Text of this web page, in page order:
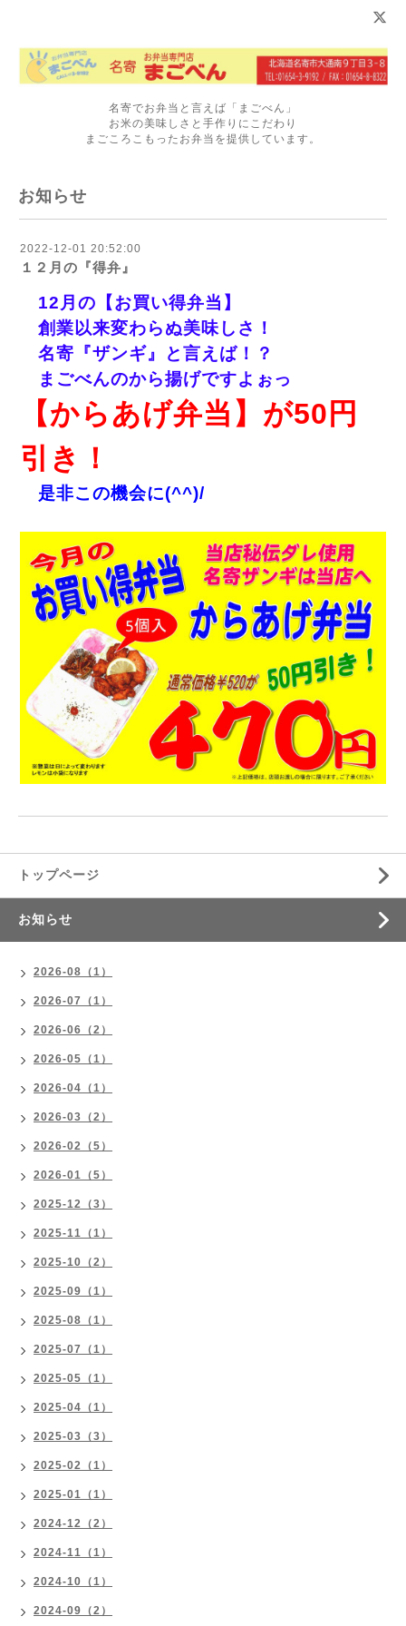
名寄でお弁当と言えば「まごべん」
お米の美味しさと手作りにこだわり
まごころこもったお弁当を提供しています。
お知らせ
2022-12-01 20:52:00
１２月の『得弁』
12月の【お買い得弁当】
創業以来変わらぬ美味しさ！
名寄『ザンギ』と言えば！？
まごべんのから揚げですよぉっ
【からあげ弁当】が50円
引き！
是非この機会に(^^)/
トップページ
お知らせ
2026-08（1）
2026-07（1）
2026-06（2）
2026-05（1）
2026-04（1）
2026-03（2）
2026-02（5）
2026-01（5）
2025-12（3）
2025-11（1）
2025-10（2）
2025-09（1）
2025-08（1）
2025-07（1）
2025-05（1）
2025-04（1）
2025-03（3）
2025-02（1）
2025-01（1）
2024-12（2）
2024-11（1）
2024-10（1）
2024-09（2）